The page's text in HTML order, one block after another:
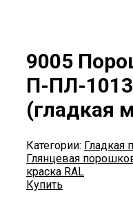
9005
П-ПЛ-
(гладкая
Категории: Гладкая
Глянцевая
краска RAL
Купить